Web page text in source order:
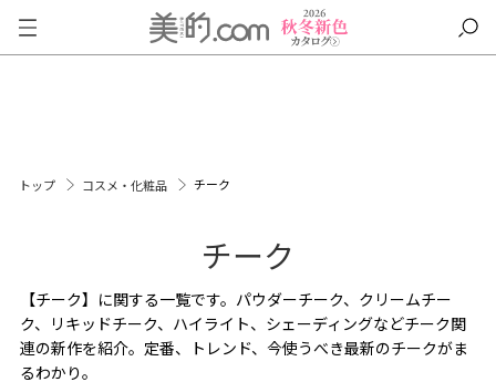
トップ コスメ・化粧品 チーク
チーク
【チーク】に関する一覧です。パウダーチーク、クリームチー
ク、リキッドチーク、ハイライト、シェーディングなどチーク関
連の新作を紹介。定番、トレンド、今使うべき最新のチークがま
るわかり。